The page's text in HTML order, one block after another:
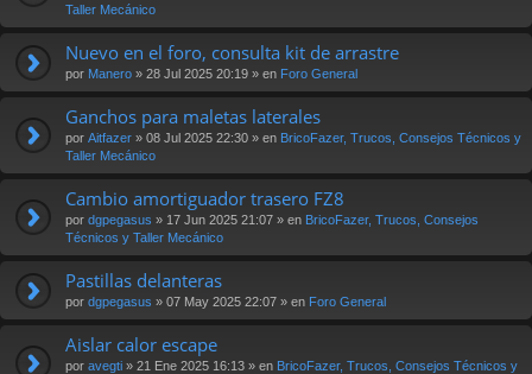
Taller Mecánico
Nuevo en el foro, consulta kit de arrastre
por Manero » 28 Jul 2025 20:19 » en Foro General
Ganchos para maletas laterales
por Aitfazer » 08 Jul 2025 22:30 » en BricoFazer, Trucos, Consejos Técnicos y
Taller Mecánico
Cambio amortiguador trasero FZ8
por dgpegasus » 17 Jun 2025 21:07 » en BricoFazer, Trucos, Consejos
Técnicos y Taller Mecánico
Pastillas delanteras
por dgpegasus » 07 May 2025 22:07 » en Foro General
Aislar calor escape
por avegti » 21 Ene 2025 16:13 » en BricoFazer, Trucos, Consejos Técnicos y